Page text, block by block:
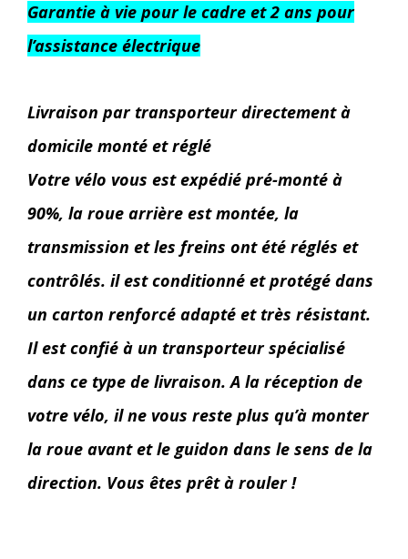
Garantie à vie pour le cadre et 2 ans pour
l’assistance électrique
Livraison par transporteur directement à
domicile monté et réglé
Votre vélo vous est expédié pré-monté à
90%, la roue arrière est montée, la
transmission et les freins ont été réglés et
contrôlés. il est conditionné et protégé dans
un carton renforcé adapté et très résistant.
Il est confié à un transporteur spécialisé
dans ce type de livraison. A la réception de
votre vélo, il ne vous reste plus qu’à monter
la roue avant et le guidon dans le sens de la
direction. Vous êtes prêt à rouler !